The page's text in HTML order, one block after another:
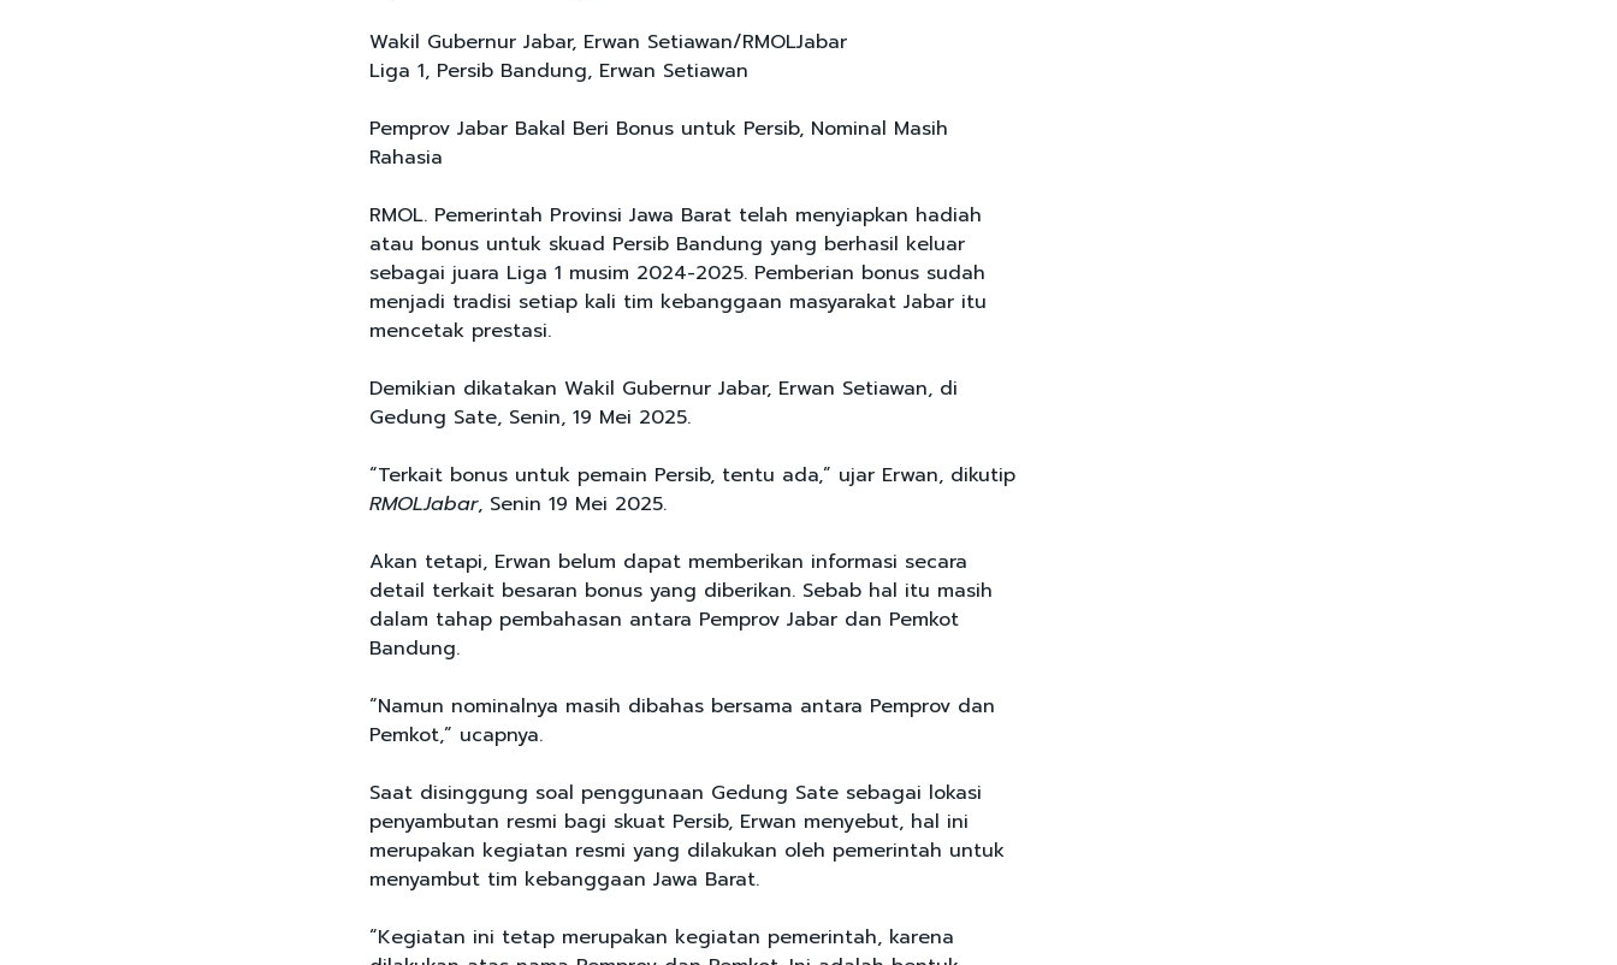
Wakil Gubernur Jabar, Erwan Setiawan/RMOLJabar
Liga 1, Persib Bandung, Erwan Setiawan
Pemprov Jabar Bakal Beri Bonus untuk Persib, Nominal Masih
Rahasia
RMOL. Pemerintah Provinsi Jawa Barat telah menyiapkan hadiah
atau bonus untuk skuad Persib Bandung yang berhasil keluar
sebagai juara Liga 1 musim 2024-2025. Pemberian bonus sudah
menjadi tradisi setiap kali tim kebanggaan masyarakat Jabar itu
mencetak prestasi.
Demikian dikatakan Wakil Gubernur Jabar, Erwan Setiawan, di
Gedung Sate, Senin, 19 Mei 2025.
“Terkait bonus untuk pemain Persib, tentu ada,” ujar Erwan, dikutip
RMOLJabar, Senin 19 Mei 2025.
Akan tetapi, Erwan belum dapat memberikan informasi secara
detail terkait besaran bonus yang diberikan. Sebab hal itu masih
dalam tahap pembahasan antara Pemprov Jabar dan Pemkot
Bandung.
“Namun nominalnya masih dibahas bersama antara Pemprov dan
Pemkot,” ucapnya.
Saat disinggung soal penggunaan Gedung Sate sebagai lokasi
penyambutan resmi bagi skuat Persib, Erwan menyebut, hal ini
merupakan kegiatan resmi yang dilakukan oleh pemerintah untuk
menyambut tim kebanggaan Jawa Barat.
“Kegiatan ini tetap merupakan kegiatan pemerintah, karena